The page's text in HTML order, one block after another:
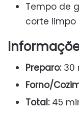
Tempo de
corte limpo
Preparo:30
Forno/
Total:45